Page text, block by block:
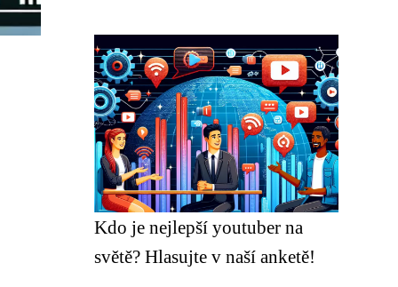
Kdo je nejlepší youtuber na
světě? Hlasujte v naší anketě!